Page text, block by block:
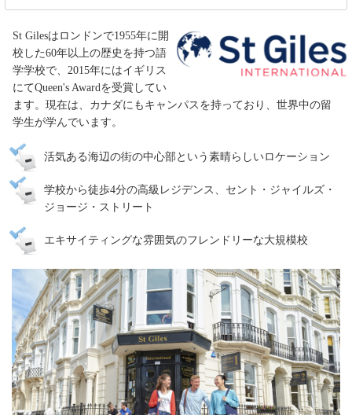
St Gilesはロンドンで1955年に開
校した60年以上の歴史を持つ語
学学校で、2015年にはイギリス
にてQueen's Awardを受賞してい
ます。現在は、カナダにもキャンパスを持っており、世界中の留
学生が学んでいます。
活気ある海辺の街の中心部という素晴らしいロケーション
学校から徒歩4分の高級レジデンス、セント・ジャイルズ・
ジョージ・ストリート
エキサイティングな雰囲気のフレンドリーな大規模校